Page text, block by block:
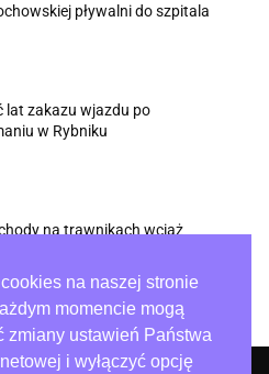
na naszej stronie
momencie mogą
zmiany ustawień Państwa
i wyłączyć opcję
pływalni do szpitala
lat zakazu wjazdu po
w Rybniku
na trawnikach wciąż